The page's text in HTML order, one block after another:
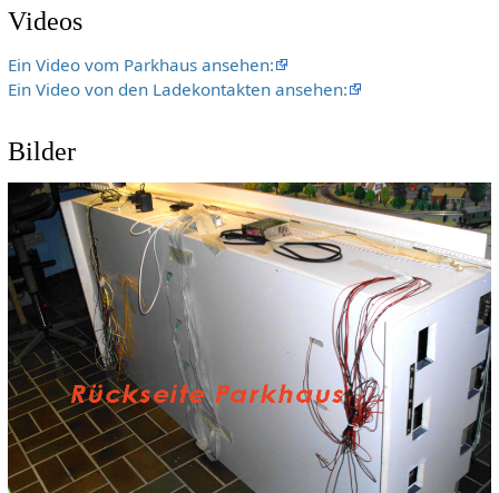
Videos
Ein Video vom Parkhaus ansehen:
Ein Video von den Ladekontakten ansehen:
Bilder